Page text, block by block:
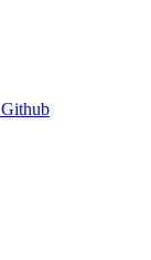
Github